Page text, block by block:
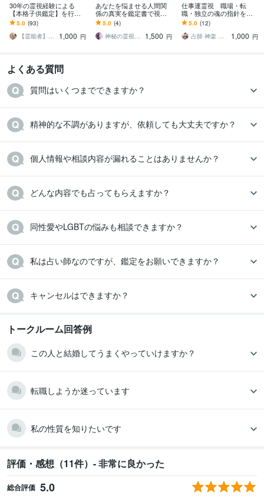
30年の霊視経験による
【本格子供鑑定】を行い
ます 子どもの本音と未来|
子育て・不登校・反抗
期・発達・親子関係
5.0 (93)
【霊能者】天晴
1,000 円
あなたを悩ませる人間関
係の真実を鑑定書で視ま
す なぜすれ違うのか原因
と本音、関係の流れを丁
寧に読み解きます。
5.0 (4)
神秘の霊視⭐結月（Yuzuki）
1,500 円
仕事運霊視 職場・転
職・独立の魂の指針を鑑
定します 転職・独立・職
場の悩みに、魂の指針を
霊視でお伝えします
5.0 (12)
占師 神楽 玄斗（かぐら げんと）
1,000 円
よくある質問
質問はいくつまでできますか？
精神的な不調がありますが、依頼しても大丈夫ですか？
個人情報や相談内容が漏れることはありませんか？
どんな内容でも占ってもらえますか？
同性愛やLGBTの悩みも相談できますか？
私は占い師なのですが、鑑定をお願いできますか？
キャンセルはできますか？
トークルーム回答例
この人と結婚してうまくやっていけますか？
転職しようか迷っています
私の性質を知りたいです
評価・感想（11件）- 非常に良かった
総合評価 5.0